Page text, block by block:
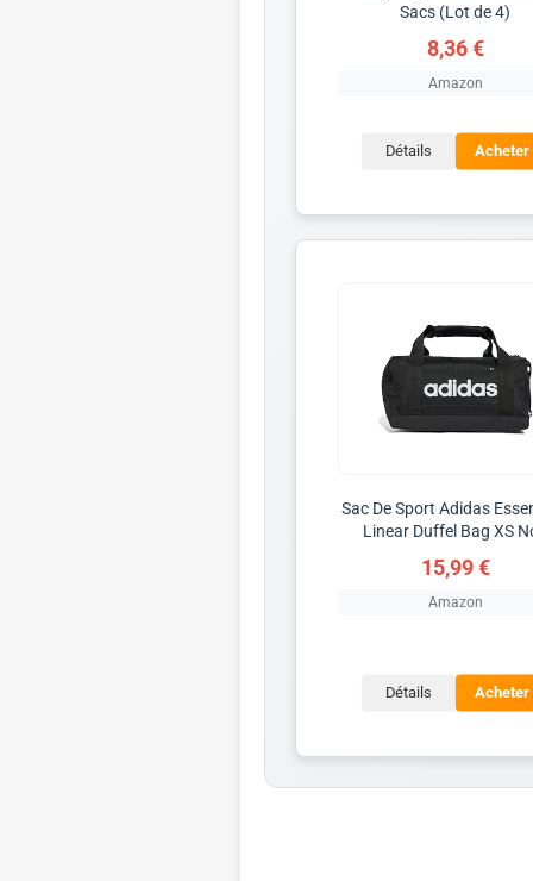
Sacs (Lot de 4)
8,36 €
Amazon
Détails Acheter
Sac De Sport Adidas
Linear Duffel Bag XS
15,99 €
Amazon
Détails Acheter